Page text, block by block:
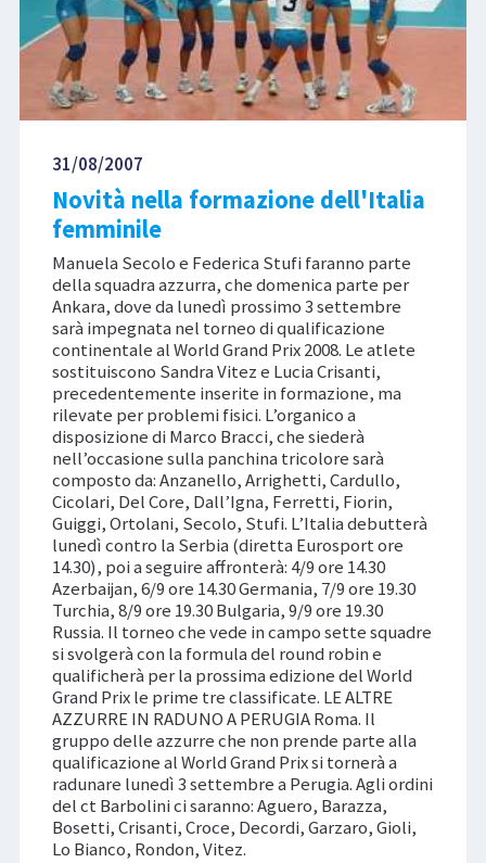
31/08/2007
Novità nella formazione dell'Italia
femminile
Manuela Secolo e Federica Stufi faranno parte
della squadra azzurra, che domenica parte per
Ankara, dove da lunedì prossimo 3 settembre
sarà impegnata nel torneo di qualificazione
continentale al World Grand Prix 2008. Le atlete
sostituiscono Sandra Vitez e Lucia Crisanti,
precedentemente inserite in formazione, ma
rilevate per problemi fisici. L’organico a
disposizione di Marco Bracci, che siederà
nell’occasione sulla panchina tricolore sarà
composto da: Anzanello, Arrighetti, Cardullo,
Cicolari, Del Core, Dall’Igna, Ferretti, Fiorin,
Guiggi, Ortolani, Secolo, Stufi. L’Italia debutterà
lunedì contro la Serbia (diretta Eurosport ore
14.30), poi a seguire affronterà: 4/9 ore 14.30
Azerbaijan, 6/9 ore 14.30 Germania, 7/9 ore 19.30
Turchia, 8/9 ore 19.30 Bulgaria, 9/9 ore 19.30
Russia. Il torneo che vede in campo sette squadre
si svolgerà con la formula del round robin e
qualificherà per la prossima edizione del World
Grand Prix le prime tre classificate. LE ALTRE
AZZURRE IN RADUNO A PERUGIA Roma. Il
gruppo delle azzurre che non prende parte alla
qualificazione al World Grand Prix si tornerà a
radunare lunedì 3 settembre a Perugia. Agli ordini
del ct Barbolini ci saranno: Aguero, Barazza,
Bosetti, Crisanti, Croce, Decordi, Garzaro, Gioli,
Lo Bianco, Rondon, Vitez.